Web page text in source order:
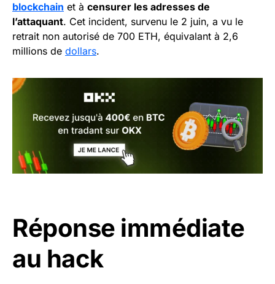
blockchain et à censurer les adresses de
l’attaquant. Cet incident, survenu le 2 juin, a vu le
retrait non autorisé de 700 ETH, équivalant à 2,6
millions de dollars.
Réponse immédiate
au hack